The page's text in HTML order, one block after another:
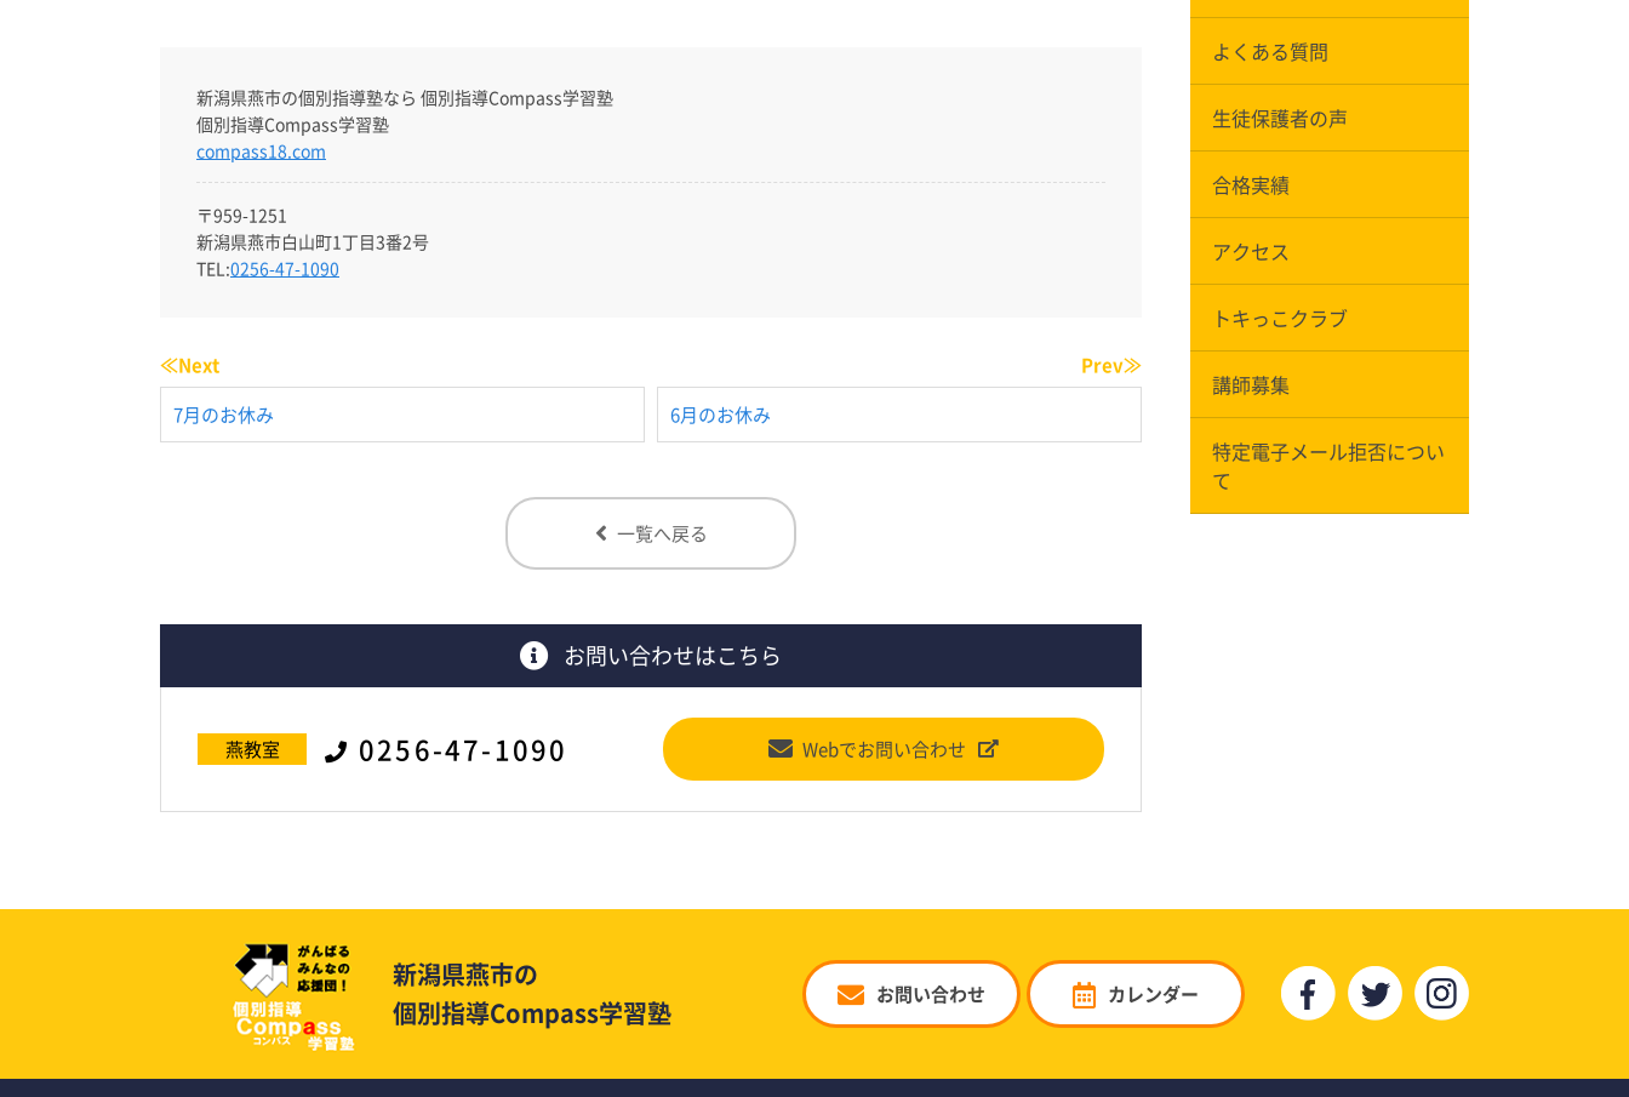
新潟県燕市の個別指導塾なら 個別指導Compass学習塾
個別指導Compass学習塾
compass18.com
〒959-1251
新潟県燕市白山町1丁目3番2号
TEL:0256-47-1090
≪Next
7月のお休み
Prev≫
6月のお休み
一覧へ戻る
お問い合わせはこちら
燕教室 0256-47-1090 Webでお問い合わせ
よくある質問
生徒保護者の声
合格実績
アクセス
トキっこクラブ
講師募集
特定電子メール拒否につい
て
新潟県燕市の
個別指導Compass学習塾
お問い合わせ カレンダー